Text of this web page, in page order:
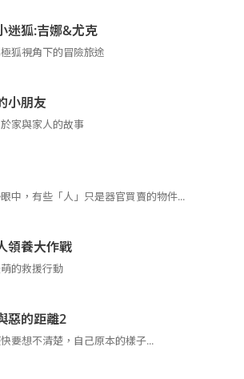
迷狐:吉娜&尤克
狐視角下的冒險旅途
小朋友
家與家人的故事
中，有些「人」只是器官買賣的物件...
領養大作戰
的救援行動
惡的距離2
要想不清楚，自己原本的樣子...